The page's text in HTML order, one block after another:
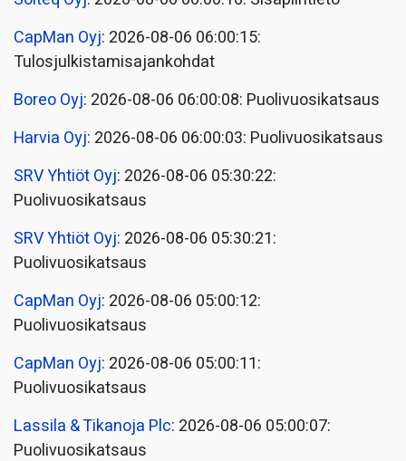
CapMan Oyj: 2026-08-06 06:00:15:
Tulosjulkistamisajankohdat
Boreo Oyj: 2026-08-06 06:00:08: Puolivuosikatsaus
Harvia Oyj: 2026-08-06 06:00:03: Puolivuosikatsaus
SRV Yhtiöt Oyj: 2026-08-06 05:30:22:
Puolivuosikatsaus
SRV Yhtiöt Oyj: 2026-08-06 05:30:21:
Puolivuosikatsaus
CapMan Oyj: 2026-08-06 05:00:12:
Puolivuosikatsaus
CapMan Oyj: 2026-08-06 05:00:11:
Puolivuosikatsaus
Lassila & Tikanoja Plc: 2026-08-06 05:00:07:
Puolivuosikatsaus